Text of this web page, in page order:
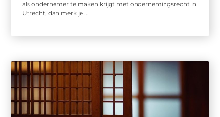
als ondernemer te maken krijgt met ondernemingsrecht in
Utrecht, dan merk je ...